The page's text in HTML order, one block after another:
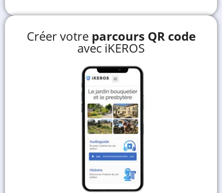
Créer votre parcours QR code
avec iKEROS